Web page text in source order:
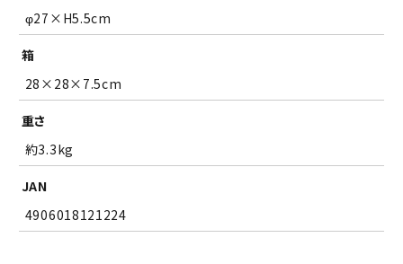
φ27×H5.5cm
箱
28×28×7.5cm
重さ
約3.3kg
JAN
4906018121224